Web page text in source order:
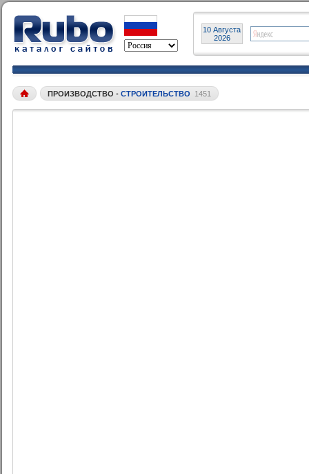
10 Августа
2026
ПРОИЗВОДСТВО • СТРОИТЕЛЬСТВО 1451